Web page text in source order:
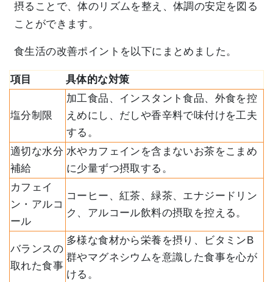
摂ることで、体のリズムを整え、体調の安定を図る
ことができます。
食生活の改善ポイントを以下にまとめました。
項目 具体的な対策
塩分制限
加工食品、インスタント食品、外食を控
えめにし、だしや香辛料で味付けを工夫
する。
適切な水分
補給
水やカフェインを含まないお茶をこまめ
に少量ずつ摂取する。
カフェイ
ン・アルコ
ール
コーヒー、紅茶、緑茶、エナジードリン
ク、アルコール飲料の摂取を控える。
バランスの
取れた食事
多様な食材から栄養を摂り、ビタミンB
群やマグネシウムを意識した食事を心が
ける。